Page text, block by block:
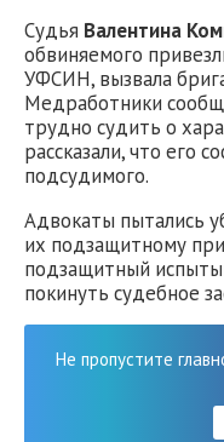
Судья Валентина
обвиняемого
УФСИН, вызвала
Медработники
трудно судить о
рассказали, что его
подсудимого.
Адвокаты пытались
их подзащитному
подзащитный
покинуть судебное
Не пропустите